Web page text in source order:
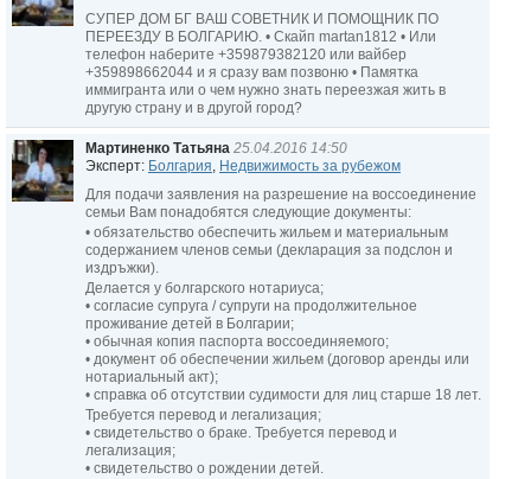
СУПЕР ДОМ БГ ВАШ СОВЕТНИК И ПОМОЩНИК ПО
ПЕРЕЕЗДУ В БОЛГАРИЮ. • Скайп martan1812 • Или
телефон наберите +359879382120 или вайбер
+359898662044 и я сразу вам позвоню • Памятка
иммигранта или о чем нужно знать переезжая жить в
другую страну и в другой город?
Мартиненко Татьяна 25.04.2016 14:50
Эксперт: Болгария, Недвижимость за рубежом
Для подачи заявления на разрешение на воссоединение
семьи Вам понадобятся следующие документы:
• обязательство обеспечить жильем и материальным
содержанием членов семьи (декларация за подслон и
издръжки).
Делается у болгарского нотариуса;
• согласие супруга / супруги на продолжительное
проживание детей в Болгарии;
• обычная копия паспорта воссоединяемого;
• документ об обеспечении жильем (договор аренды или
нотариальный акт);
• справка об отсутствии судимости для лиц старше 18 лет.
Требуется перевод и легализация;
• свидетельство о браке. Требуется перевод и
легализация;
• свидетельство о рождении детей.